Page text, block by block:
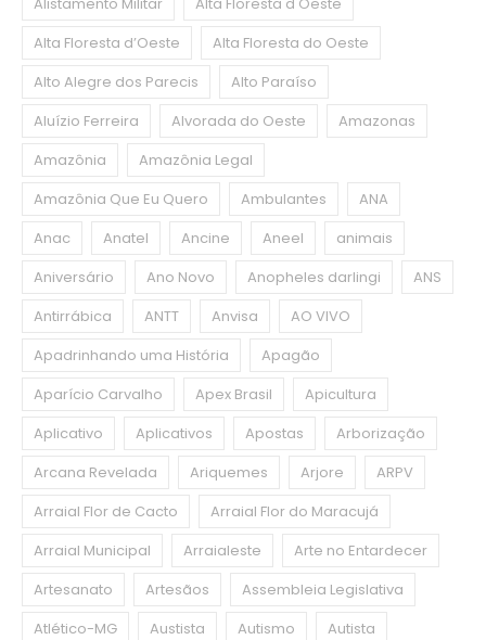
Alta Floresta d’Oeste
Alta Floresta do Oeste
Alto Alegre dos Parecis
Alto Paraíso
Aluízio Ferreira
Alvorada do Oeste
Amazonas
Amazônia
Amazônia Legal
Amazônia Que Eu Quero
Ambulantes
ANA
Anac
Anatel Ancine Aneel
animais
Aniversário
Ano Novo Anopheles darlingi
ANS
Antirrábica
ANTT Anvisa
AO VIVO
Apadrinhando uma História
Apagão
Aparício Carvalho
Apex Brasil
Apicultura
Aplicativo
Aplicativos Apostas
Arborização
Arcana Revelada
Ariquemes Arjore
ARPV
Arraial Flor de Cacto
Arraial Flor do Maracujá
Arraial Municipal
Arraialeste
Arte no Entardecer
Artesanato
Artesãos
Assembleia Legislativa
Atlético-MG
Austista Autismo
Autista